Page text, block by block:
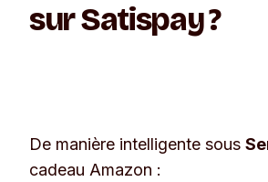
sur Satispay ?
De manière intelligente sous
cadeau Amazon :